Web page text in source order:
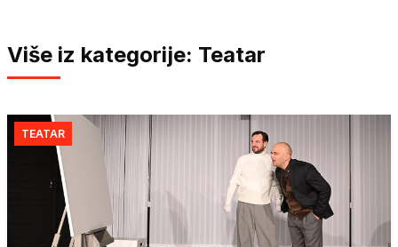
Više iz kategorije: Teatar
TEATAR